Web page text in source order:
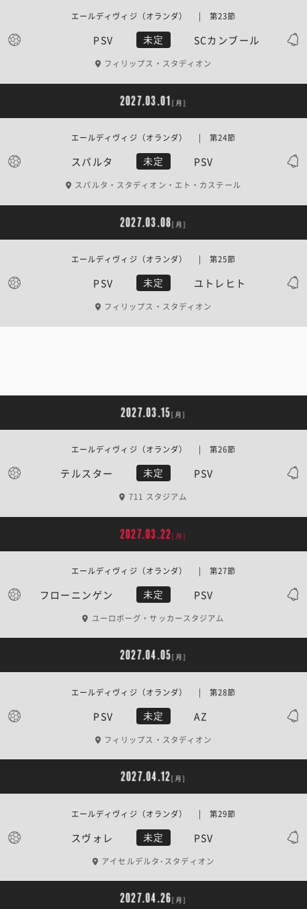
PSV 未定 SCカンブール
エールディヴィジ（オランダ） | 第23節
フィリップス・スタディオン
2027.03.01 [月]
スパルタ 未定 PSV
エールディヴィジ（オランダ） | 第24節
スパルタ・スタディオン・エト・カステール
2027.03.08[月]
PSV 未定 ユトレヒト
エールディヴィジ（オランダ） | 第25節
フィリップス・スタディオン
2027.03.15[月]
テルスター 未定 PSV
エールディヴィジ（オランダ） | 第26節
711 スタジアム
2027.03.22[月]
フローニンゲン 未定 PSV
エールディヴィジ（オランダ） | 第27節
ユーロボーグ・サッカースタジアム
2027.04.05[月]
PSV 未定 AZ
エールディヴィジ（オランダ） | 第28節
フィリップス・スタディオン
2027.04.12[月]
スヴォレ 未定 PSV
エールディヴィジ（オランダ） | 第29節
アイセルデルタ･スタディオン
2027.04.26[月]